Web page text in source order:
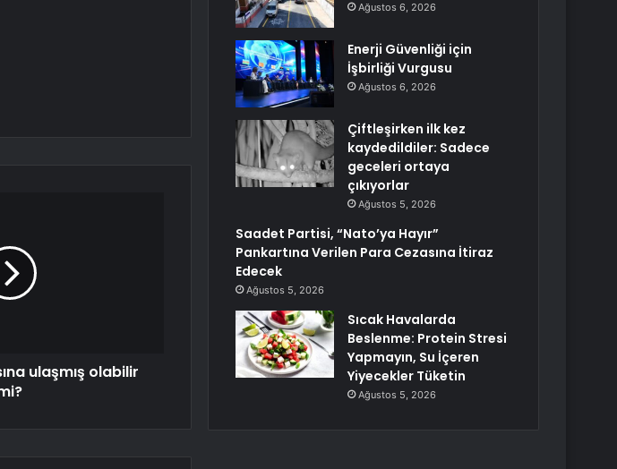
ulaşmış olabilir
Ağustos 6, 2026
Enerji Güvenliği için
İşbirliği Vurgusu
Ağustos 6, 2026
Çiftleşirken ilk kez
kaydedildiler: Sadece
geceleri ortaya
çıkıyorlar
Ağustos 5, 2026
Saadet Partisi, “Nato’ya Hayır”
Pankartına Verilen Para Cezasına İtiraz
Edecek
Ağustos 5, 2026
Sıcak Havalarda
Beslenme: Protein Stresi
Yapmayın, Su İçeren
Yiyecekler Tüketin
Ağustos 5, 2026